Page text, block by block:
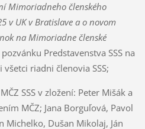
Mimoriadneho členského
v UK v Bratislave a o novom
na Mimoriadne členské
Predstavenstva SSS na
všetci riadni členovia SSS;
SSS v zložení: Peter Mišák a
MČZ; Jana Borguľová, Pavol
Michelko, Dušan Mikolaj, Ján